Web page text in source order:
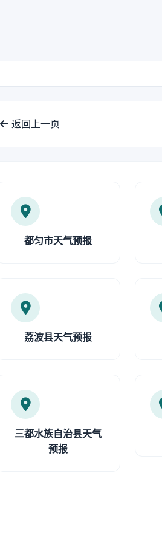
返回上一页
都匀市天气预报
荔波县天气预报
三都水族自治县天气
预报